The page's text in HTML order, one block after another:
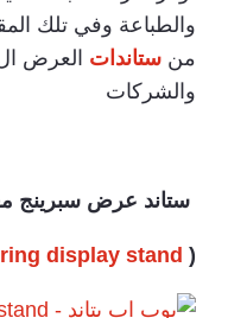
والطباعة وفي تلك
من ستاندات العرض
والشركات
ستاند عرض سبرينج
(